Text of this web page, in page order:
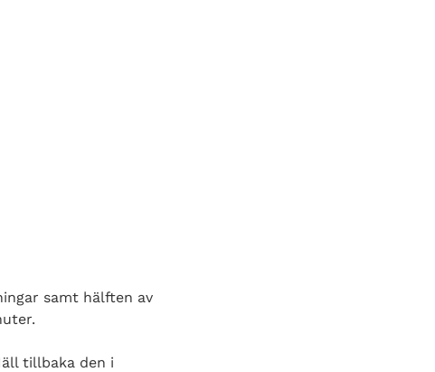
samt hälften av
tillbaka den i